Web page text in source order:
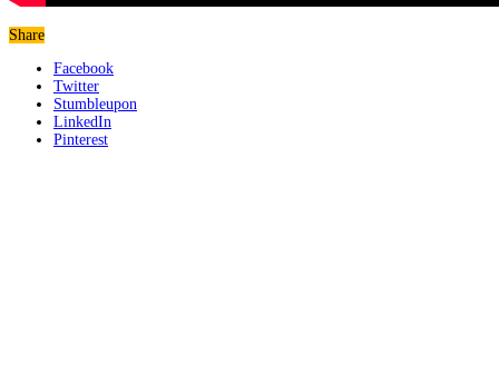
Share
Facebook
Twitter
Stumbleupon
LinkedIn
Pinterest